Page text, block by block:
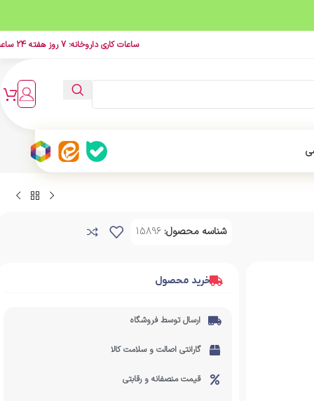
ساعات کاری داروخانه: 7 روز هفته 24 ساعت
شناسه محصول: 15896
خرید محصول
ارسال توسط فروشگاه
گارانتی اصالت و سلامت کالا
قیمت منصفانه و رقابتی